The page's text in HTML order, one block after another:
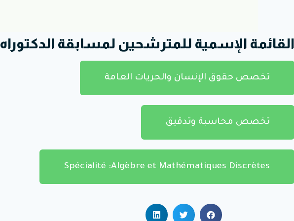
الإسمية للمترشحين لمسابقة الدكتوراه
تخصص حقوق الإنسان والحريات العامة
تخصص محاسبة وتدقيق
Spécialité :Algèbre et Mathématiques Discrètes